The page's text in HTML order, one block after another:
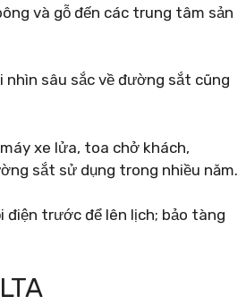
và gỗ đến các trung tâm sản
sâu sắc về đường sắt cũng
xe lửa, toa chở khách,
sắt sử dụng trong nhiều năm.
điện trước để lên lịch; bảo tàng